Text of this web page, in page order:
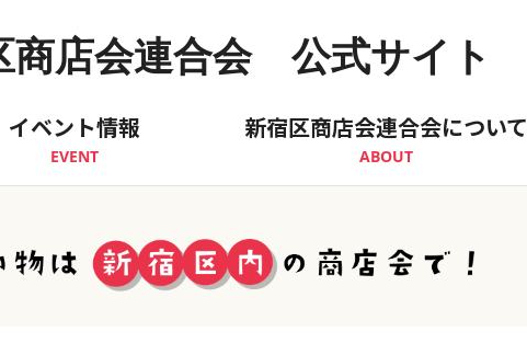
商店会連合会 公式サイト
イベント情報
EVENT
新宿区商店会連合会について
ABOUT